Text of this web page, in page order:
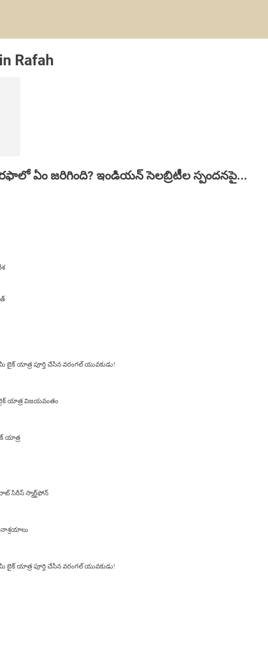
Rafah
| రఫాలో ఏం జరిగింది? ఇండియన్ సెలబ్రిటీల స్పందనపై...
బైక్ యాత్ర పూర్తి చేసిన వరంగల్ యువకుడు!
బైక్ యాత్ర విజయవంతం
యాత్ర
సిరీస్ స్మార్ట్‌ఫోన్​
బైక్ యాత్ర పూర్తి చేసిన వరంగల్ యువకుడు!